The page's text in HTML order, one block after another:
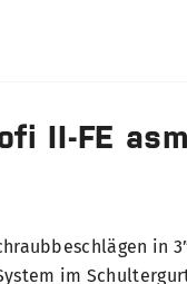
II-FE
in
im